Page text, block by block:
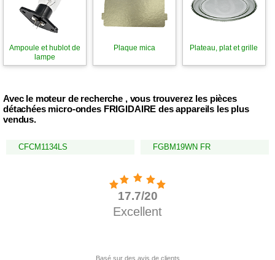
Ampoule et hublot de
lampe
Plaque mica Plateau, plat et grille
Avec le moteur de recherche , vous trouverez les pièces
détachées micro-ondes FRIGIDAIRE des appareils les plus
vendus.
CFCM1134LS FGBM19WN FR